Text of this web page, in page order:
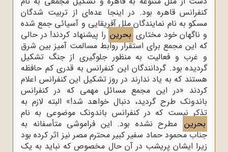
کنفرانس قاهره بود. در اینجا عده‌ای از تربیت شدگان
مسکو به نام نمایندگان ملل آفریقایی و آسیائی جمع شده
و ناگهان خود مختاری بحرین را پیشنهاد کردند! در حالی
که این مجمع برای استقرار روابط مسالمت آمیز بین شرق
و غرب و فعالیت به منظور جلوگیری از جنگ تشکیل
گردیده بود. گردانندگان این کنفرانس به قدری کم حافظه
هستند که به یاد ندارند در روز تشکیل این کنفرانس اعلام
کردند «در این مجمع مسائل مهمی که در کنفرانس
باندونک طرح گردید، دنبال خواهد شد!» البته لازم به
تذکر نیست که در کنفرانس باندونک موضوعی به نام
بحرین مطرح نشده بود. این فراموشی متأسفانه به
جناب محمود حماد سفیر کبیر محترم مصر نیز اثر کرده بود
زیرا ایشان پریشب در آن حال مخصوص که نباید به یک